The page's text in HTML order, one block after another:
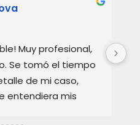
Muy profesional,
Se tomó el tiempo
de mi caso,
entendiera mis